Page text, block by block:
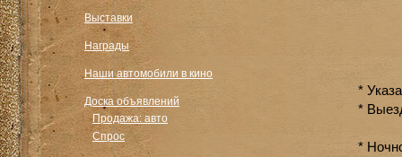
Выставки
Награды
Наши автомобили в кино
Доска объявлений
Продажа: авто
Спрос
*
*
*